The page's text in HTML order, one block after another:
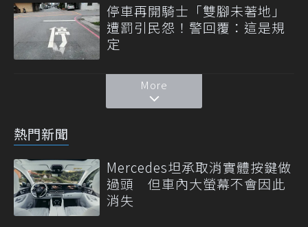
停車再開騎士「雙腳未著地」
遭罰引民怨！警回覆：這是規
定
More
熱門新聞
Mercedes坦承取消實體按鍵做
過頭 但車內大螢幕不會因此
消失